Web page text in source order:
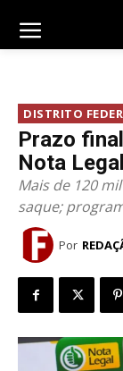
DISTRITO
Prazo
Nota
Mais de 120
saque;
Por